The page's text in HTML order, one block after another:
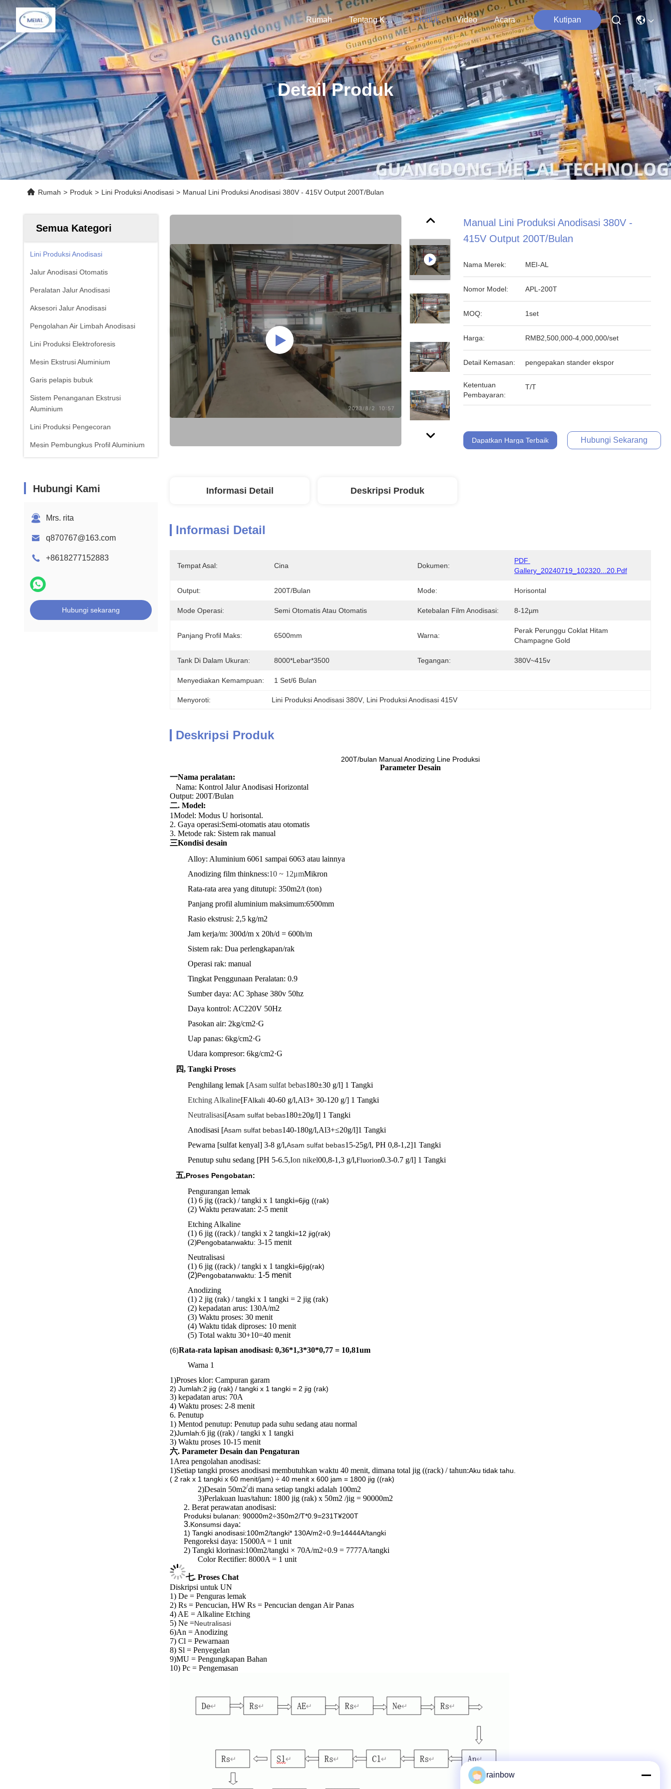
Rumah Tentang Kami Produk Video Acara Kutipan
Detail Produk
Rumah > Produk > Lini Produksi Anodisasi > Manual Lini Produksi Anodisasi 380V - 415V Output 200T/Bulan
Semua Kategori
Lini Produksi Anodisasi
Jalur Anodisasi Otomatis
Peralatan Jalur Anodisasi
Aksesori Jalur Anodisasi
Pengolahan Air Limbah Anodisasi
Lini Produksi Elektroforesis
Mesin Ekstrusi Aluminium
Garis pelapis bubuk
Sistem Penanganan Ekstrusi
Aluminium
Lini Produksi Pengecoran
Mesin Pembungkus Profil Aluminium
Hubungi Kami
Mrs. rita
q870767@163.com
+8618277152883
Hubungi sekarang
Manual Lini Produksi Anodisasi 380V -
415V Output 200T/Bulan
Nama Merek: MEI-AL
Nomor Model: APL-200T
MOQ: 1set
Harga: RMB2,500,000-4,000,000/set
Detail Kemasan: pengepakan stander ekspor
Ketentuan
Pembayaran:
T/T
Dapatkan Harga Terbaik Hubungi Sekarang
Informasi Detail Deskripsi Produk
Informasi Detail
Tempat Asal: Cina Dokumen:
PDF
Gallery_20240719_102320...20.pdf
Output: 200T/Bulan Mode: Horisontal
Mode Operasi: Semi Otomatis Atau Otomatis Ketebalan Film Anodisasi: 8-12µm
Panjang Profil Maks: 6500mm Warna:
Perak Perunggu Coklat Hitam
Champagne Gold
Tank Di Dalam Ukuran: 8000*lebar*3500 Tegangan: 380V~415v
Menyediakan Kemampuan: 1 Set/6 Bulan
Menyoroti: Lini Produksi Anodisasi 380V, Lini Produksi Anodisasi 415V
Deskripsi Produk
200T/bulan Manual Anodizing Line Produksi
Parameter Desain
一Nama peralatan:
Nama: Kontrol Jalur Anodisasi Horizontal
Output: 200T/Bulan
二. Model:
1Model: Modus U horisontal.
2. Gaya operasi:Semi-otomatis atau otomatis
3. Metode rak: Sistem rak manual
三Kondisi desain
Alloy: Aluminium 6061 sampai 6063 atau lainnya
Anodizing film thinkness:10 ~ 12μmMikron
Rata-rata area yang ditutupi: 350m2/t (ton)
Panjang profil aluminium maksimum:6500mm
Rasio ekstrusi: 2,5 kg/m2
Jam kerja/m: 300d/m x 20h/d = 600h/m
Sistem rak: Dua perlengkapan/rak
Operasi rak: manual
Tingkat Penggunaan Peralatan: 0.9
Sumber daya: AC 3phase 380v 50hz
Daya kontrol: AC220V 50Hz
Pasokan air: 2kg/cm2·G
Uap panas: 6kg/cm2·G
Udara kompresor: 6kg/cm2·G
四, Tangki Proses
Penghilang lemak [Asam sulfat bebas180±30 g/l] 1 Tangki
Etching Alkaline[FAlkali 40-60 g/l,Al3+ 30-120 g/] 1 Tangki
Neutralisasi[Asam sulfat bebas180±20g/l] 1 Tangki
Anodisasi [Asam sulfat bebas140-180g/l,Al3+≤20g/l]1 Tangki
Pewarna [sulfat kenyal] 3-8 g/l,Asam sulfat bebas15-25g/l, PH 0,8-1,2]1 Tangki
Penutup suhu sedang [PH 5-6.5,Ion nikel00,8-1,3 g/l,Fluorion0.3-0.7 g/l] 1 Tangki
五,Proses Pengobatan:
Pengurangan lemak
(1) 6 jig ((rack) / tangki x 1 tangki=6jig ((rak)
(2) Waktu perawatan: 2-5 menit
Etching Alkaline
(1) 6 jig ((rack) / tangki x 2 tangki=12 jig(rak)
(2)Pengobatanwaktu: 3-15 menit
Neutralisasi
(1) 6 jig ((rack) / tangki x 1 tangki=6jig(rak)
(2)Pengobatanwaktu: 1-5 menit
Anodizing
(1) 2 jig (rak) / tangki x 1 tangki = 2 jig (rak)
(2) kepadatan arus: 130A/m2
(3) Waktu proses: 30 menit
(4) Waktu tidak diproses: 10 menit
(5) Total waktu 30+10=40 menit
(6)Rata-rata lapisan anodisasi: 0,36*1,3*30*0,77 = 10,81um
Warna 1
1)Proses klor: Campuran garam
2) Jumlah:2 jig (rak) / tangki x 1 tangki = 2 jig (rak)
3) kepadatan arus: 70A
4) Waktu proses: 2-8 menit
6. Penutup
1) Mentod penutup: Penutup pada suhu sedang atau normal
2)Jumlah:6 jig ((rak) / tangki x 1 tangki
3) Waktu proses 10-15 menit
六. Parameter Desain dan Pengaturan
1Area pengolahan anodisasi:
1)Setiap tangki proses anodisasi membutuhkan waktu 40 menit, dimana total jig ((rack) / tahun:Aku tidak tahu.
( 2 rak x 1 tangki x 60 menit/jam) ÷ 40 menit x 600 jam = 1800 jig ((rak)
2)Desain 50m2/di mana setiap tangki adalah 100m2
3)Perlakuan luas/tahun: 1800 jig (rak) x 50m2 /jig = 90000m2
2. Berat perawatan anodisasi:
Produksi bulanan: 90000m2÷350m2/T*0.9=231T¥200T
3.Konsumsi daya:
1) Tangki anodisasi:100m2/tangki* 130A/m2÷0.9=14444A/tangki
Pengoreksi daya: 15000A = 1 unit
2) Tangki klorinasi:100m2/tangki × 70A/m2÷0.9 = 7777A/tangki
Color Rectifier: 8000A = 1 unit
七. Proses Chat
Diskripsi untuk UN
1) De = Penguras lemak
2) Rs = Pencucian, HW Rs = Pencucian dengan Air Panas
4) AE = Alkaline Etching
5) Ne =Neutralisasi
6)An = Anodizing
7) Cl = Pewarnaan
8) Sl = Penyegelan
9)MU = Pengungkapan Bahan
10) Pc = Pengemasan
rainbow